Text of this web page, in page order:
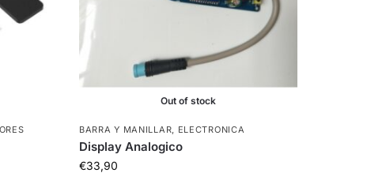
Out of stock
BARRA Y MANILLAR ELECTRONICA
Display Analogico
€33,90